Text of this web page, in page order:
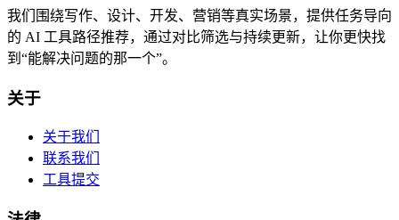
我们围绕写作、设计、开发、营销等真实场景，提供任务导向
的 AI 工具路径推荐，通过对比筛选与持续更新，让你更快找
到“能解决问题的那一个”。
关于
关于我们
联系我们
工具提交